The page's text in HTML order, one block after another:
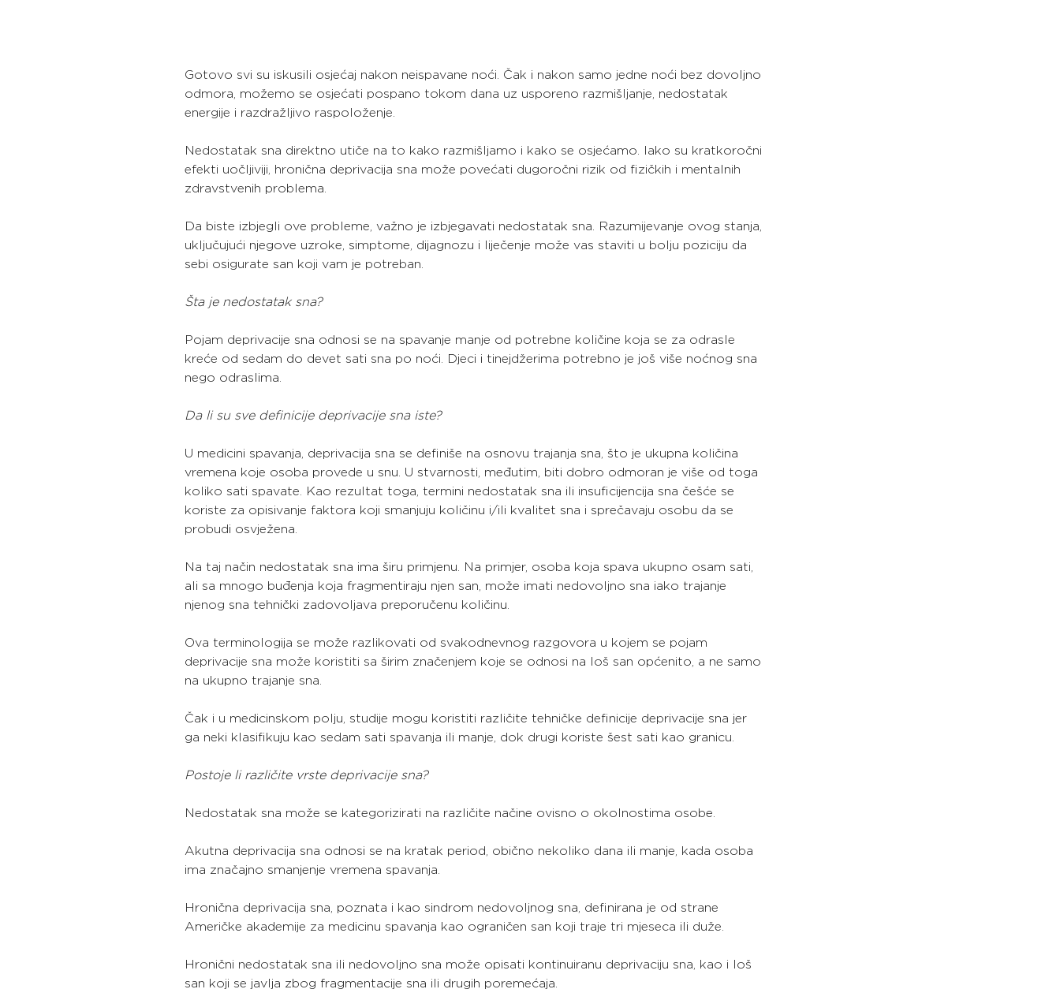
Gotovo svi su iskusili osjećaj nakon neispavane noći. Čak i nakon samo jedne noći bez dovoljno
odmora, možemo se osjećati pospano tokom dana uz usporeno razmišljanje, nedostatak
energije i razdražljivo raspoloženje.
Nedostatak sna direktno utiče na to kako razmišljamo i kako se osjećamo. Iako su kratkoročni
efekti uočljiviji, hronična deprivacija sna može povećati dugoročni rizik od fizičkih i mentalnih
zdravstvenih problema.
Da biste izbjegli ove probleme, važno je izbjegavati nedostatak sna. Razumijevanje ovog stanja,
uključujući njegove uzroke, simptome, dijagnozu i liječenje može vas staviti u bolju poziciju da
sebi osigurate san koji vam je potreban.
Šta je nedostatak sna?
Pojam deprivacije sna odnosi se na spavanje manje od potrebne količine koja se za odrasle
kreće od sedam do devet sati sna po noći. Djeci i tinejdžerima potrebno je još više noćnog sna
nego odraslima.
Da li su sve definicije deprivacije sna iste?
U medicini spavanja, deprivacija sna se definiše na osnovu trajanja sna, što je ukupna količina
vremena koje osoba provede u snu. U stvarnosti, međutim, biti dobro odmoran je više od toga
koliko sati spavate. Kao rezultat toga, termini nedostatak sna ili insuficijencija sna češće se
koriste za opisivanje faktora koji smanjuju količinu i/ili kvalitet sna i sprečavaju osobu da se
probudi osvježena.
Na taj način nedostatak sna ima širu primjenu. Na primjer, osoba koja spava ukupno osam sati,
ali sa mnogo buđenja koja fragmentiraju njen san, može imati nedovoljno sna iako trajanje
njenog sna tehnički zadovoljava preporučenu količinu.
Ova terminologija se može razlikovati od svakodnevnog razgovora u kojem se pojam
deprivacije sna može koristiti sa širim značenjem koje se odnosi na loš san općenito, a ne samo
na ukupno trajanje sna.
Čak i u medicinskom polju, studije mogu koristiti različite tehničke definicije deprivacije sna jer
ga neki klasifikuju kao sedam sati spavanja ili manje, dok drugi koriste šest sati kao granicu.
Postoje li različite vrste deprivacije sna?
Nedostatak sna može se kategorizirati na različite načine ovisno o okolnostima osobe.
Akutna deprivacija sna odnosi se na kratak period, obično nekoliko dana ili manje, kada osoba
ima značajno smanjenje vremena spavanja.
Hronična deprivacija sna, poznata i kao sindrom nedovoljnog sna, definirana je od strane
Američke akademije za medicinu spavanja kao ograničen san koji traje tri mjeseca ili duže.
Hronični nedostatak sna ili nedovoljno sna može opisati kontinuiranu deprivaciju sna, kao i loš
san koji se javlja zbog fragmentacije sna ili drugih poremećaja.